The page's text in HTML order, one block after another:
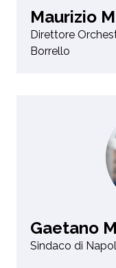
Maurizio
Direttore
Borrello
Gaetano
Sindaco di